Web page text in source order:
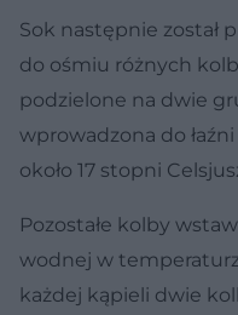
Sok następnie został
do ośmiu różnych
podzielone na dwie
wprowadzona do
około 17 stopni
Pozostałe kolby
wodnej w
każdej kąpieli dwie